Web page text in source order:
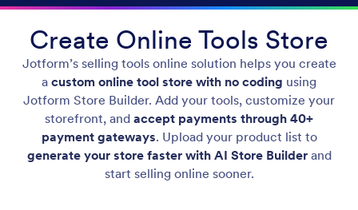
Create Online Tools Store
Jotform’s selling tools online solution helps you create
a custom online tool store with no coding using
Jotform Store Builder. Add your tools, customize your
storefront, and accept payments through 40+
payment gateways. Upload your product list to
generate your store faster with AI Store Builderand
start selling online sooner.